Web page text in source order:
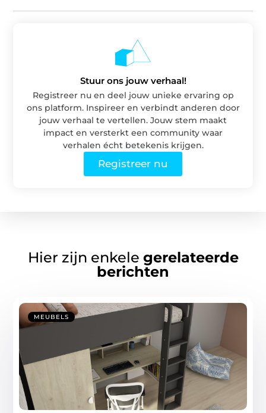
Stuur ons jouw verhaal!
Registreer nu en deel jouw unieke ervaring op
ons platform. Inspireer en verbindt anderen door
jouw verhaal te vertellen. Jouw stem maakt
impact en versterkt een community waar
verhalen écht betekenis krijgen.
Registreer nu
Hier zijn enkele gerelateerde
berichten
MEUBELS